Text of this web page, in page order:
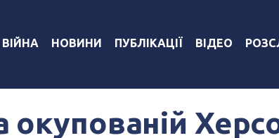
ВІЙНА НОВИНИ ПУБЛІКАЦІЇ ВІДЕО
окупованій